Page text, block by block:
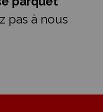
pas à nous